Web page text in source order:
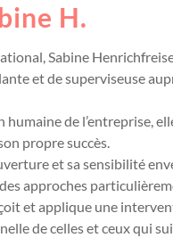
H.
Sabine
et de superviseuse
humaine de l’entreprise,
propre succès.
et sa sensibilité
approches
et applique une
de celles et ceux qui